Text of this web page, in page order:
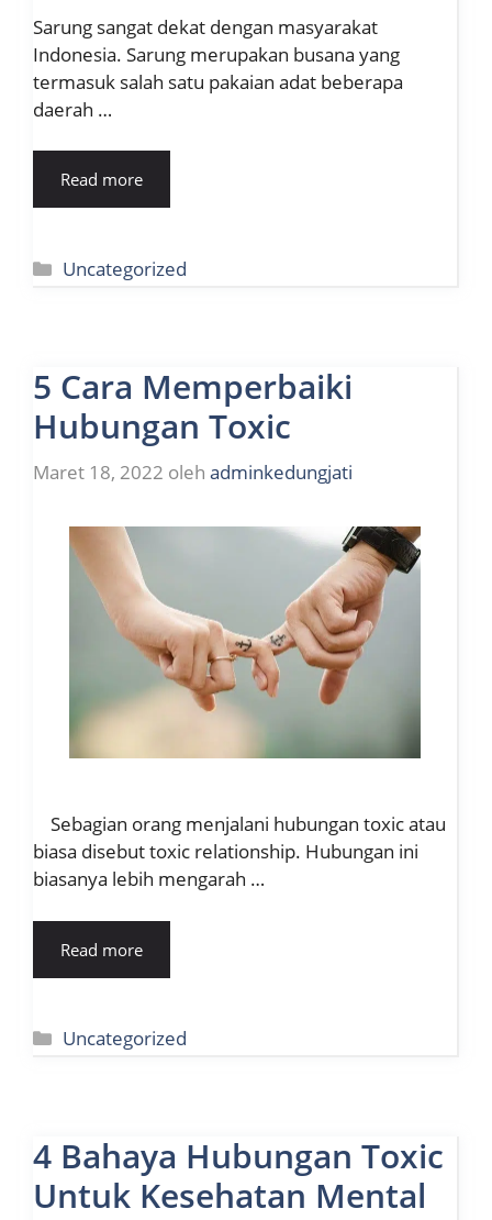
Sarung sangat dekat dengan masyarakat
Indonesia. Sarung merupakan busana yang
termasuk salah satu pakaian adat beberapa
daerah …
Read more
Kategori
Uncategorized
5 Cara Memperbaiki
Hubungan Toxic
Maret 18, 2022 oleh adminkedungjati
Sebagian orang menjalani hubungan toxic atau
biasa disebut toxic relationship. Hubungan ini
biasanya lebih mengarah …
Read more
Kategori
Uncategorized
4 Bahaya Hubungan Toxic
Untuk Kesehatan Mental